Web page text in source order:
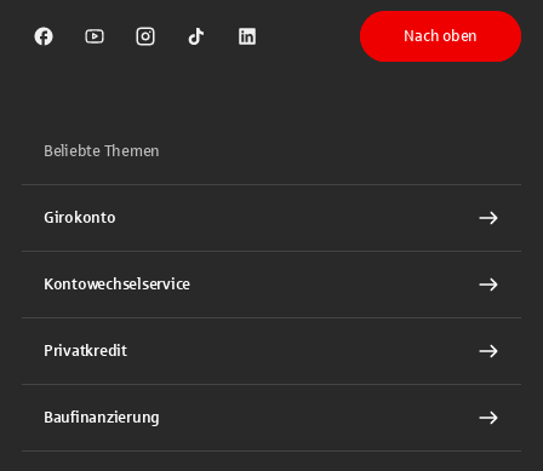
Sparkasse auf Facebook
Sparkasse auf Youtube
Sparkasse auf Instagram
Sparkasse auf TikTok
Sparkasse auf LinkedIn
Nach oben
Beliebte Themen
Girokonto
Kontowechselservice
Privatkredit
Baufinanzierung